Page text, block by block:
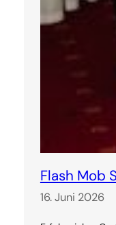
Flash Mob
16. Juni 2026